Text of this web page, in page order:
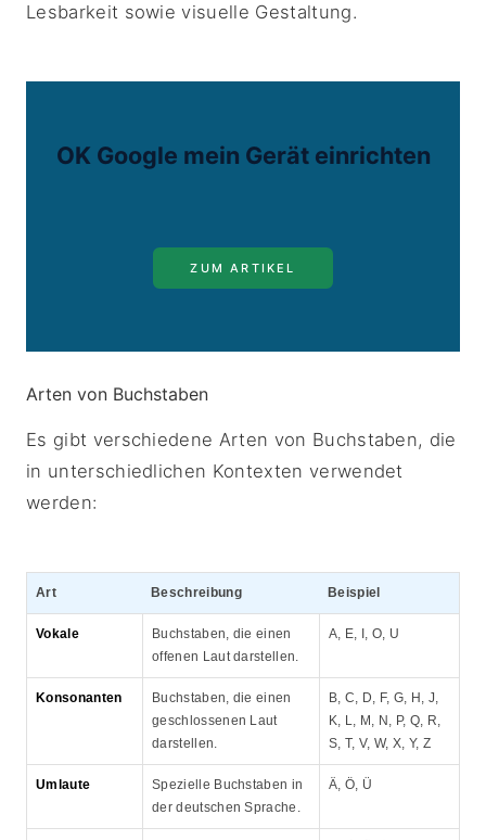
Lesbarkeit sowie visuelle Gestaltung.
OK Google mein Gerät einrichten
ZUM ARTIKEL
Arten von Buchstaben
Es gibt verschiedene Arten von Buchstaben, die
in unterschiedlichen Kontexten verwendet
werden:
Art Beschreibung Beispiel
Vokale
Buchstaben, die einen
offenen Laut darstellen.
A, E, I, O, U
Konsonanten
Buchstaben, die einen
geschlossenen Laut
darstellen.
B, C, D, F, G, H, J,
K, L, M, N, P, Q, R,
S, T, V, W, X, Y, Z
Umlaute
Spezielle Buchstaben in
der deutschen Sprache.
Ä, Ö, Ü